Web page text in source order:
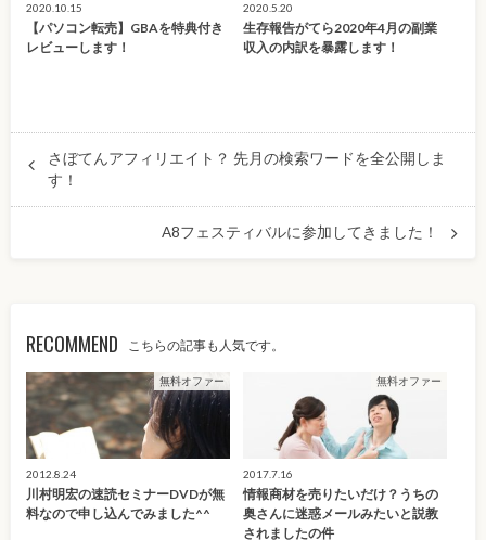
2020.10.15
【パソコン転売】GBAを特典付き
レビューします！
2020.5.20
生存報告がてら2020年4月の副業
収入の内訳を暴露します！
さぼてんアフィリエイト？ 先月の検索ワードを全公開しま
す！
A8フェスティバルに参加してきました！
RECOMMEND こちらの記事も人気です。
無料オファー
2012.8.24
川村明宏の速読セミナーDVDが無
料なので申し込んでみました^^
無料オファー
2017.7.16
情報商材を売りたいだけ？うちの
奥さんに迷惑メールみたいと説教
されましたの件